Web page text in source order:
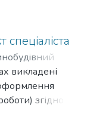
Анатолійович
;НТУУ «КПІ»
викладені
згідно
та